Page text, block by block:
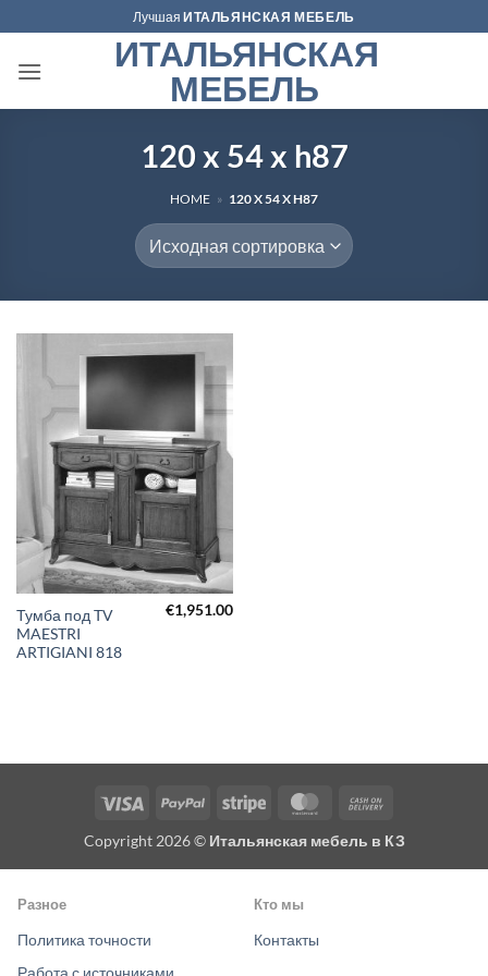
to
content
ЛучшаяИТАЛЬЯНСКАЯ МЕБЕЛЬ
ИТАЛЬЯНСКАЯ
МЕБЕЛЬ
120 x 54 x h87
HOME » 120 X 54 X H87
Тумба под TV
MAESTRI
ARTIGIANI 818
€1,951.00
Visa PayPal Stripe MasterCard
Delivery
Copyright 2026 © Итальянская мебель в КЗ
Разное
Политика точности
Кто мы
Контакты